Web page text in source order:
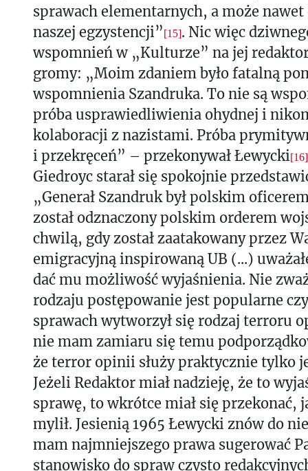
sprawach elementarnych, a może nawet
naszej egzystencji”[15]. Nic więc
wspomnień w „Kulturze” na jej
gromy: „Moim zdaniem było fatalną
wspomnienia Szandruka. To nie są
próba usprawiedliwienia ohydnej i
kolaboracji z nazistami. Próba
i przekręceń” – przekonywał Łewycki[16]
Giedroyc starał się spokojnie
„Generał Szandruk był polskim
został odznaczony polskim orderem
chwilą, gdy został zaatakowany przez
emigracyjną inspirowaną UB (...)
dać mu możliwość wyjaśnienia. Nie
rodzaju postępowanie jest popularne
sprawach wytworzył się rodzaj terroru
nie mam zamiaru się temu
że terror opinii służy praktycznie tylko
Jeżeli Redaktor miał nadzieję, że to
sprawę, to wkrótce miał się przekonać,
mylił. Jesienią 1965 Łewycki znów do
mam najmniejszego prawa sugerować
stanowisko do spraw czysto